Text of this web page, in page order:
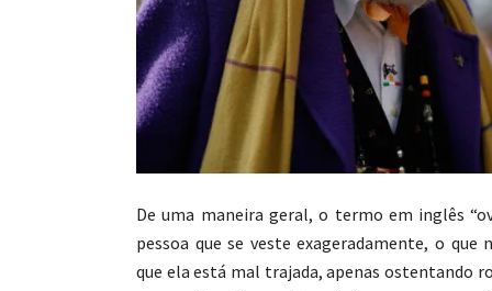
De uma maneira geral, o termo em inglês
pessoa que se veste exageradamente, o que
que ela está mal trajada, apenas ostentando